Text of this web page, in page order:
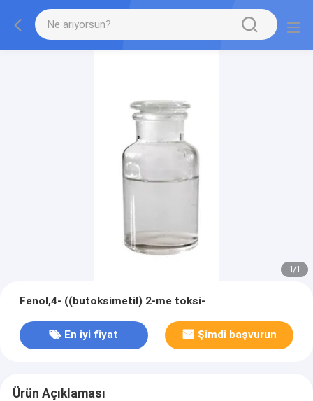
1/1
Fenol,4- ((butoksimetil) 2-me toksi-
En iyi fiyat Şimdi başvurun
Ürün Açıklaması